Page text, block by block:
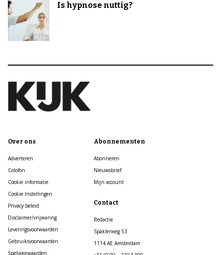
Is hypnose nuttig?
Over ons
Adverteren
Colofon
Cookie informatie
Cookie Instellingen
Privacy beleid
Disclaimer/vrijwaring
Leveringsvoorwaarden
Gebruiksvoorwaarden
Spelvoorwaarden
Abonnementen
Abonneren
Nieuwsbrief
Mijn account
Contact
Redactie
Spaklerweg 53
1114 AE Amsterdam